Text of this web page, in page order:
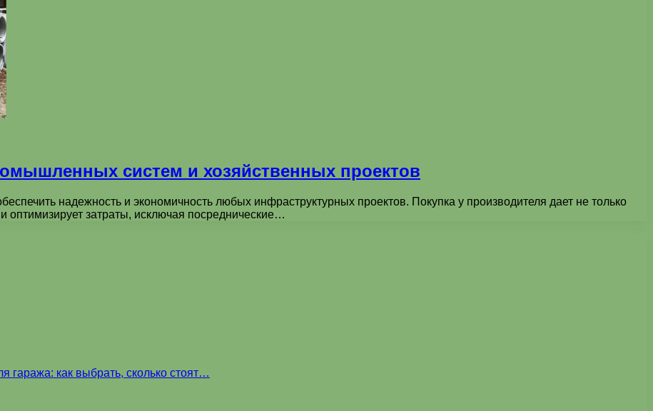
систем и хозяйственных проектов
надежность и экономичность любых инфраструктурных проектов. Покупка у производителя дает не только
оптимизирует затраты, исключая посреднические…
гаража: как выбрать, сколько стоят…